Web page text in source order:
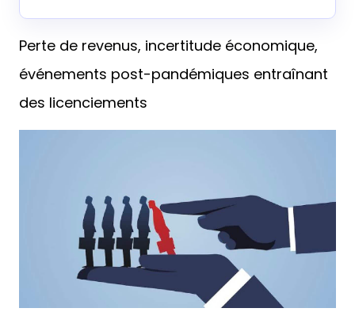
Perte de revenus, incertitude économique,
événements post-pandémiques entraînant
des licenciements